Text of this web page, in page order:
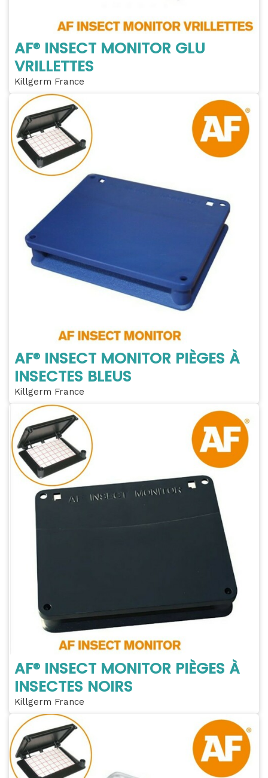
AF® INSECT MONITOR GLU
VRILLETTES
Killgerm France
AF® INSECT MONITOR PIÈGES À
INSECTES BLEUS
Killgerm France
AF® INSECT MONITOR PIÈGES À
INSECTES NOIRS
Killgerm France